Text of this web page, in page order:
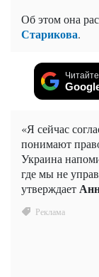
Об этом она
Старикова.
«Я сейчас
понимают
Украина
где мы не
утверждает